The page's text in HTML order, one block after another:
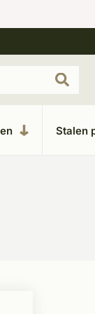
Stalen